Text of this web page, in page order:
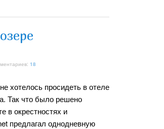
18
хотелось просидеть в отеле
Так что было решено
в окрестностях и
предлагал однодневную